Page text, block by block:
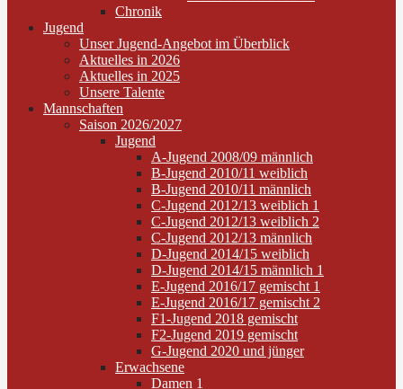
Chronik
Jugend
Unser Jugend-Angebot im Überblick
Aktuelles in 2026
Aktuelles in 2025
Unsere Talente
Mannschaften
Saison 2026/2027
Jugend
A-Jugend 2008/09 männlich
B-Jugend 2010/11 weiblich
B-Jugend 2010/11 männlich
C-Jugend 2012/13 weiblich 1
C-Jugend 2012/13 weiblich 2
C-Jugend 2012/13 männlich
D-Jugend 2014/15 weiblich
D-Jugend 2014/15 männlich 1
E-Jugend 2016/17 gemischt 1
E-Jugend 2016/17 gemischt 2
F1-Jugend 2018 gemischt
F2-Jugend 2019 gemischt
G-Jugend 2020 und jünger
Erwachsene
Damen 1